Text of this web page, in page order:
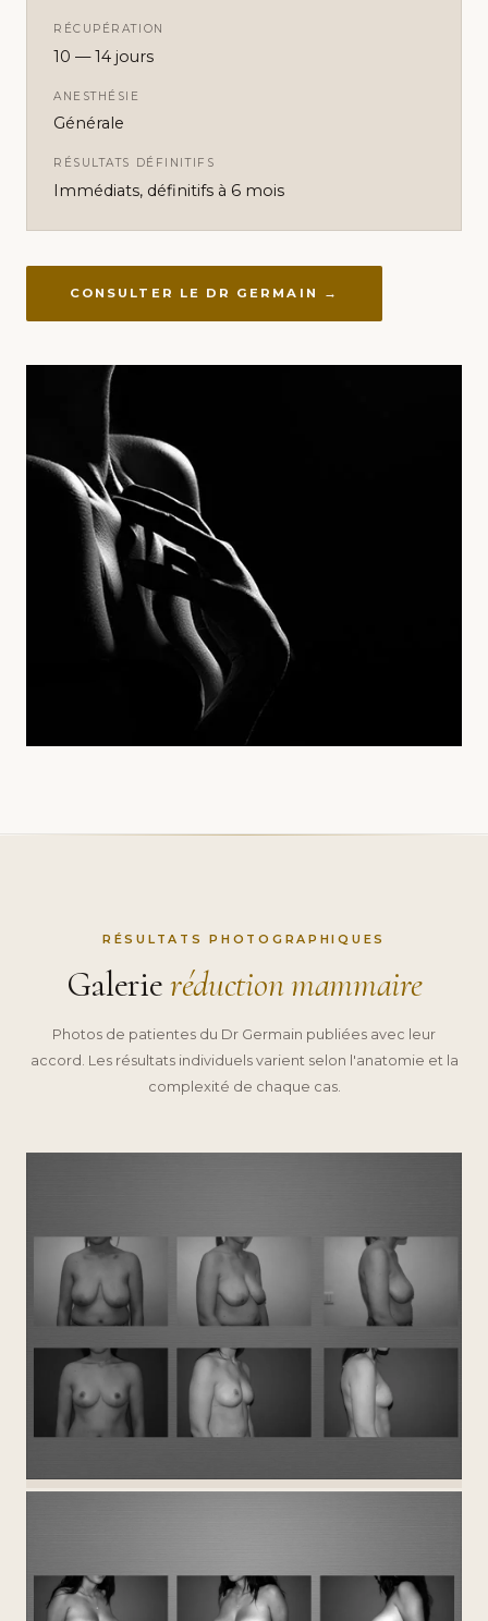
RÉCUPÉRATION
10 — 14 jours
ANESTHÉSIE
Générale
RÉSULTATS DÉFINITIFS
Immédiats, définitifs à 6 mois
CONSULTER LE DR GERMAIN →
RÉSULTATS PHOTOGRAPHIQUES
Galerieréduction mammaire
Photos de patientes du Dr Germain publiées avec leur
accord. Les résultats individuels varient selon l'anatomie et la
complexité de chaque cas.